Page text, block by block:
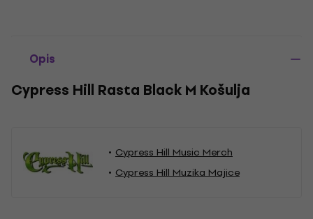
Opis
Cypress Hill Rasta Black M Košulja
Cypress Hill Music Merch
Cypress Hill Muzika Majice